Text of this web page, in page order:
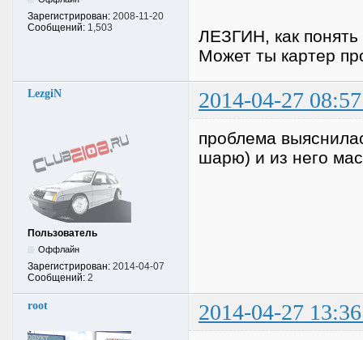
Зарегистрирован: 2008-11-20
Сообщений: 1,503
ЛЕЗГИН, как понять
Может ты картер
LezgiN 2014-04-27
Пользователь
Оффлайн
Зарегистрирован: 2014-04-07
Сообщений: 2
проблема
шарю) и из него
root 2014-04-27